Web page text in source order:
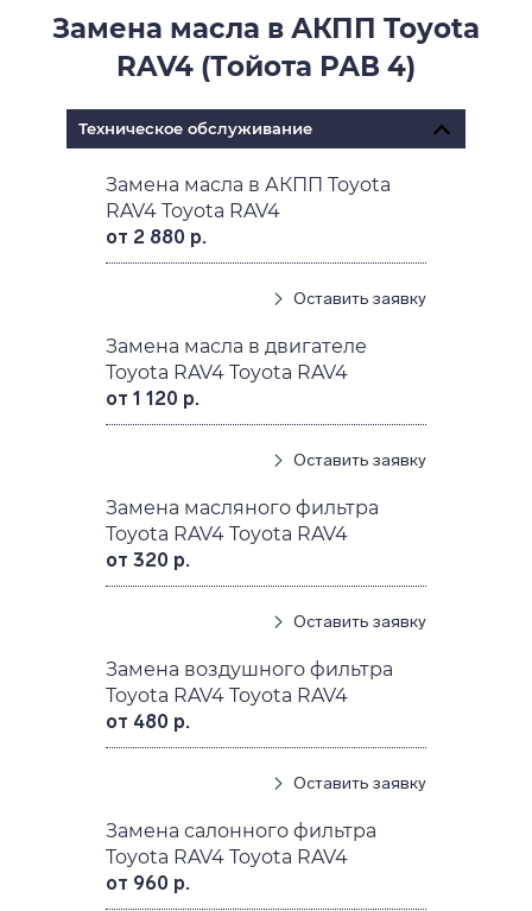
Замена масла в АКПП Toyota
RAV4 (Тойота РАВ 4)
Техническое обслуживание
Замена масла в АКПП Toyota
RAV4 Toyota RAV4
от 2 880 р.
Оставить заявку
Замена масла в двигателе
Toyota RAV4 Toyota RAV4
от 1 120 р.
Оставить заявку
Замена масляного фильтра
Toyota RAV4 Toyota RAV4
от 320 р.
Оставить заявку
Замена воздушного фильтра
Toyota RAV4 Toyota RAV4
от 480 р.
Оставить заявку
Замена салонного фильтра
Toyota RAV4 Toyota RAV4
от 960 р.